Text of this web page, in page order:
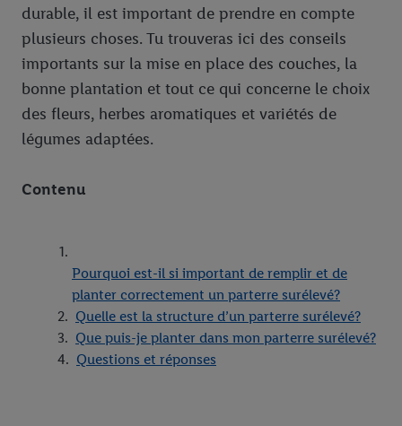
durable, il est important de prendre en compte
plusieurs choses. Tu trouveras ici des conseils
importants sur la mise en place des couches, la
bonne plantation et tout ce qui concerne le choix
des fleurs, herbes aromatiques et variétés de
légumes adaptées.
Contenu
Pourquoi est-il si important de remplir et de
planter correctement un parterre surélevé?
Quelle est la structure d’un parterre surélevé?
Que puis-je planter dans mon parterre surélevé?
Questions et réponses